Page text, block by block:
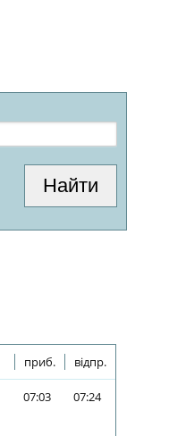
приб. відпр.
07:03 07:24